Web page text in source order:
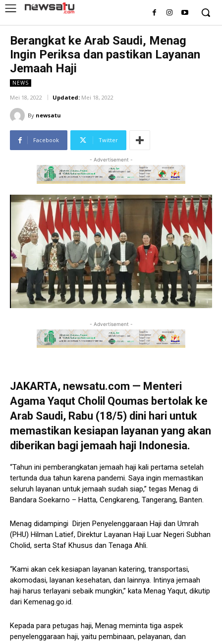
Berangkat ke Arab Saudi, Menag
Ingin Periksa dan pastikan Layanan
Jemaah Haji
NEWS
Mei 18, 2022 Updated: Mei 18, 2022
By newsatu
Facebook Twitter
- Advertisement -
- Advertisement -
JAKARTA, newsatu.com — Menteri
Agama Yaqut Cholil Qoumas bertolak ke
Arab Saudi, Rabu (18/5) dini hari untuk
memastikan kesiapan layanan yang akan
diberikan bagi jemaah haji Indonesia.
“Tahun ini pemberangkatan jemaah haji kali pertama setelah
tertunda dua tahun karena pandemi. Saya ingin memastikan
seluruh layanan untuk jemaah sudah siap,” tegas Menag di
Bandara Soekarno – Hatta, Cengkareng, Tangerang, Banten.
Menag didampingi Dirjen Penyelenggaraan Haji dan Umrah
(PHU) Hilman Latief, Direktur Layanan Haji Luar Negeri Subhan
Cholid, serta Staf Khusus dan Tenaga Ahli.
“Kami akan cek kesiapan layanan katering, transportasi,
akomodasi, layanan kesehatan, dan lainnya. Intinya jemaah
haji harus terlayani sebaik mungkin,” kata Menag Yaqut, dikutip
dari Kemenag.go.id.
Kepada para petugas haji, Menag meminta tiga aspek
penyelenggaraan haji, yaitu pembinaan, pelayanan, dan